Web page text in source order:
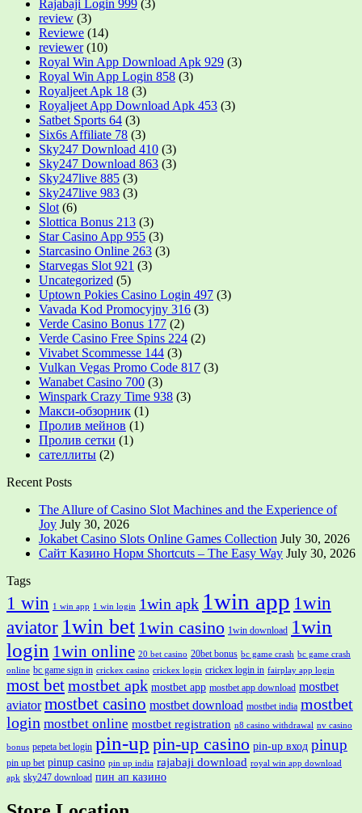
Rajabaji Login 999 (3)
review (3)
Reviewe (14)
reviewer(10)
Royal Win App Download Apk 929 (3)
Royal Win App Login 858 (3)
Royaljeet Apk 18 (3)
Royaljeet App Download Apk 453 (3)
Satbet Sports 64 (3)
Six6s Affiliate 78 (3)
Sky247 Download 410 (3)
Sky247 Download 863 (3)
Sky247live 885 (3)
Sky247live 983 (3)
Slot (6)
Slottica Bonus 213 (3)
Star Casino App 955 (3)
Starcasino Online 263 (3)
Starvegas Slot 921 (3)
Uncategorized (5)
Uptown Pokies Casino Login 497 (3)
Vavada Kod Promocyjny 316 (3)
Verde Casino Bonus 177 (2)
Verde Casino Free Spins 224 (2)
Vivabet Scommesse 144 (3)
Vulkan Vegas Promo Code 817 (3)
Wanabet Casino 700 (3)
Winspark Crazy Time 938 (3)
Макси-обзорник (1)
Пролив мейнов (1)
Пролив сетки (1)
сателлиты (2)
Recent Posts
The Allure of Casino Slot Machines and the Experience of
Joy July 30, 2026
Jokabet Casino Slots Online Games Collection July 30, 2026
Сайт Казино Норм Shortcuts – The Easy Way July 30, 2026
Tags
1 win 1 win app 1 win login 1win apk 1win app 1win
aviator 1win bet 1win casino 1win download 1win
login 1win online 20 bet casino 20bet bonus bc game crash bc game crash
online bc game sign in crickex casino crickex login crickex login in fairplay app login
most betmostbet apk mostbet app mostbet app download mostbet
aviator mostbet casino mostbet download mostbet india mostbet
login mostbet online mostbet registration n8 casino withdrawal nv casino
bonus pepeta bet login pin-up pin-up casino pin-up вход pinup
pin up bet pinup casino pin up india rajabaji download royal win app download
apk sky247 download пин ап казино